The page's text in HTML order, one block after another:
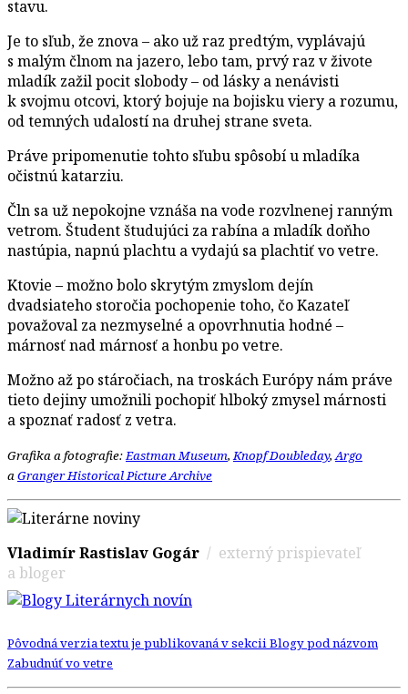
stavu.
Je to sľub, že znova – ako už raz predtým, vyplávajú
s malým člnom na jazero, lebo tam, prvý raz v živote
mladík zažil pocit slobody – od lásky a nenávisti
k svojmu otcovi, ktorý bojuje na bojisku viery a rozumu,
od temných udalostí na druhej strane sveta.
Práve pripomenutie tohto sľubu spôsobí u mladíka
očistnú katarziu.
Čln sa už nepokojne vznáša na vode rozvlnenej ranným
vetrom. Študent študujúci za rabína a mladík doňho
nastúpia, napnú plachtu a vydajú sa plachtiť vo vetre.
Ktovie – možno bolo skrytým zmyslom dejín
dvadsiateho storočia pochopenie toho, čo Kazateľ
považoval za nezmyselné a opovrhnutia hodné –
márnosť nad márnosť a honbu po vetre.
Možno až po stáročiach, na troskách Európy nám práve
tieto dejiny umožnili pochopiť hlboký zmysel márnosti
a spoznať radosť z vetra.
Grafika a fotografie:Eastman Museum,Knopf Doubleday,Argo
aGranger Historical Picture Archive
Vladimír Rastislav Gogár / externý prispievateľ
a bloger
Pôvodná verzia textu je publikovaná v sekcii Blogy pod názvom
Zabudnúť vo vetre